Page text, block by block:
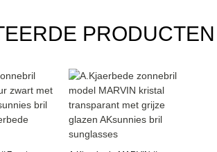
PRODUCTEN